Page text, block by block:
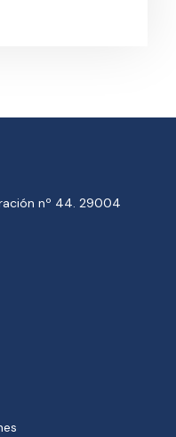
nº 44. 29004